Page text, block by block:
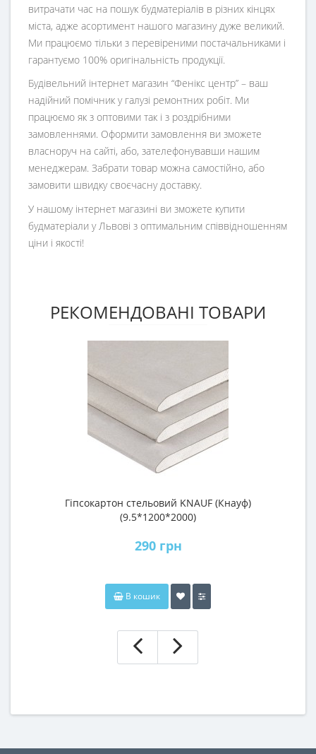
витрачати час на пошук будматеріалів в різних кінцях
міста, адже асортимент нашого магазину дуже великий.
Ми працюємо тільки з перевіреними постачальниками і
гарантуємо 100% оригінальність продукції.
Будівельний інтернет магазин “Фенікс центр” – ваш
надійний помічник у галузі ремонтних робіт. Ми
працюємо як з оптовими так і з роздрібними
замовленнями. Оформити замовлення ви зможете
власноруч на сайті, або, зателефонувавши нашим
менеджерам. Забрати товар можна самостійно, або
замовити швидку своєчасну доставку.
У нашому інтернет магазині ви зможете купити
будматеріали у Львові з оптимальним співвідношенням
ціни і якості!
РЕКОМЕНДОВАНІ ТОВАРИ
Гіпсокартон стельовий KNAUF (Кнауф)
(9.5*1200*2000)
290 грн
В кошик